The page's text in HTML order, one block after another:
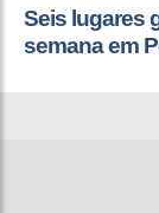
Seis lugares
semana em